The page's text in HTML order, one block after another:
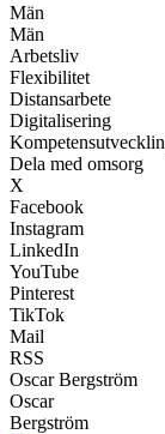
Män
Män
Arbetsliv
Flexibilitet
Distansarbete
Digitalisering
Dela med omsorg
X
Facebook
Instagram
LinkedIn
YouTube
Pinterest
TikTok
Mail
RSS
Oscar Bergström
Oscar
Bergström